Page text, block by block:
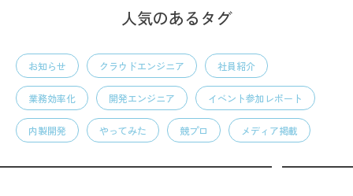
人気のあるタグ
お知らせ クラウドエンジニア 社員紹介
業務効率化 開発エンジニア イベント参加レポート
内製開発 やってみた 競プロ メディア掲載